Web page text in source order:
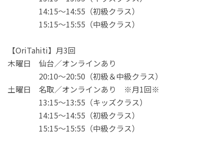
14:15～14:55（初級クラス）
15:15～15:55（中級クラス）
【OriTahiti】月3回
木曜日 仙台／オンラインあり
20:10～20:50（初級＆中級クラス）
土曜日 名取／オンラインあり ※月1回※
13:15～13:55（キッズクラス）
14:15～14:55（初級クラス）
15:15～15:55（中級クラス）